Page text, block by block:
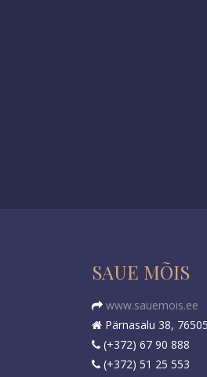
SAUE MÕIS
www.sauemois.ee
Pärnasalu 38,
(+372) 67 90 888
(+372) 51 25 553